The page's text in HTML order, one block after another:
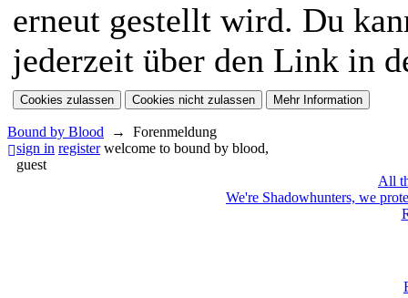
erneut gestellt wird. Du
jederzeit über den Link in
Bound by Blood → Forenmeldung
sign in register welcome to bound by blood,
guest
All
We're Shadowhunters, we